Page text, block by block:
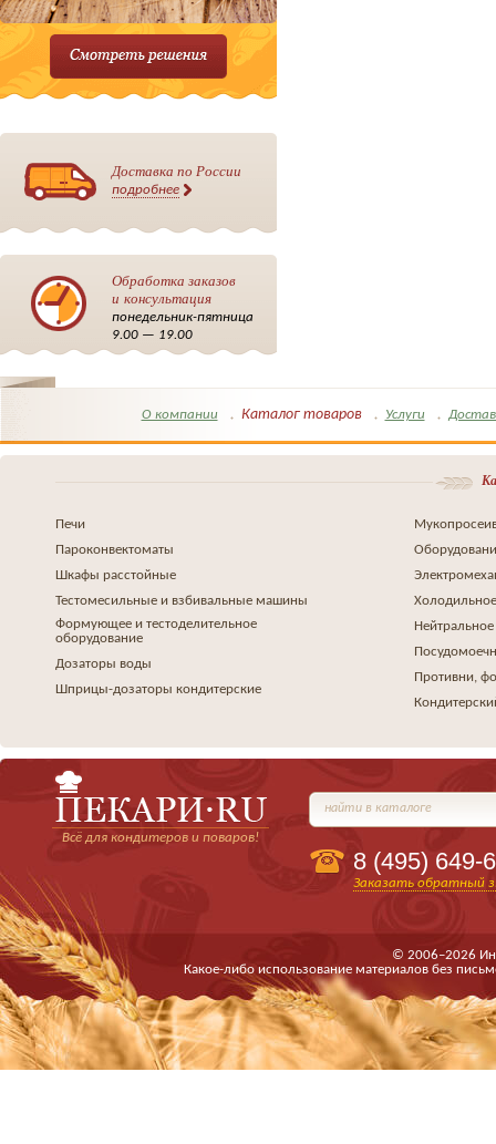
Доставка по России
подробнее
Обработка заказов
и консультация
понедельник-пятница
9.00 — 19.00
О компании Каталог товаров Услуги
Печи
Пароконвектоматы
Шкафы расстойные
Тестомесильные и взбивальные машины
Формующее и тестоделительное
оборудование
Дозаторы воды
Шприцы-дозаторы кондитерские
Противни,
Всё для кондитеров и поваров!
найти в каталоге
8 (495) 649-
Заказать обратный
© 2006–2026
Какое-либо использование материалов без